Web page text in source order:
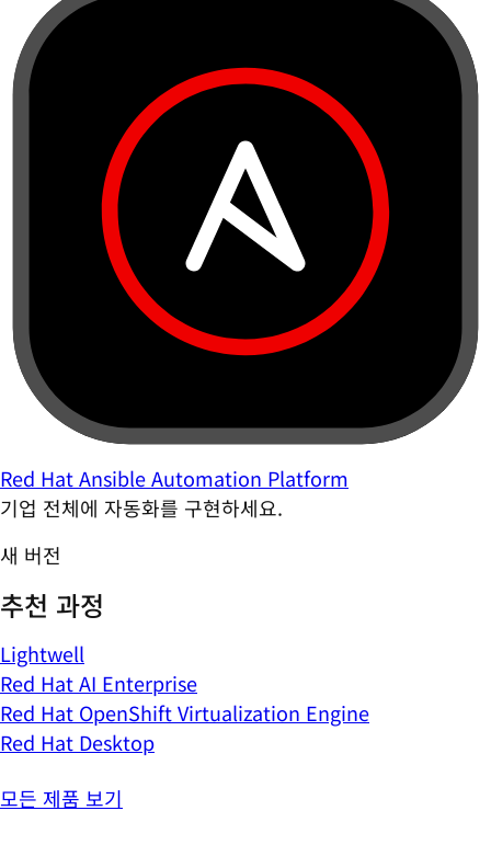
Red Hat Ansible Automation Platform
기업 전체에 자동화를 구현하세요.
새 버전
추천 과정
Lightwell
Red Hat AI Enterprise
Red Hat OpenShift Virtualization Engine
Red Hat Desktop
모든 제품 보기